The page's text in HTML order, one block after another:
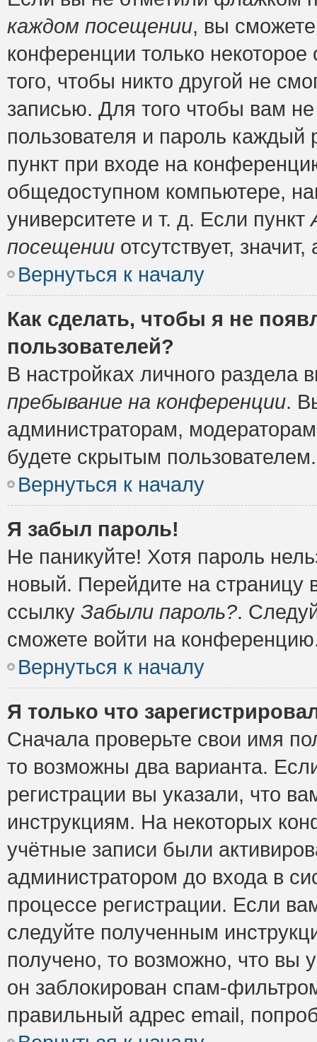
каждом посещении, вы
конференции только
того, чтобы никто другой не
записью. Для того чтобы вам
пользователя и пароль
пункт при входе на
общедоступном компьютере,
университете и т. д. Если пункт
посещении отсутствует,
Вернуться к началу
Как сделать, чтобы я не
пользователей?
В настройках личного
пребывание на конференции.
администраторам,
будете скрытым пользователем.
Вернуться к началу
Я забыл пароль!
Не паникуйте! Хотя пароль
новый. Перейдите на
ссылку Забыли пароль?.
сможете войти на
Вернуться к началу
Я только что
Сначала проверьте свои имя
то возможны два варианта.
регистрации вы указали, что
инструкциям. На некоторых
учётные записи были
администратором до входа в
процессе регистрации. Если
следуйте полученным
получено, то возможно, что вы
он заблокирован спам-
правильный адрес email,